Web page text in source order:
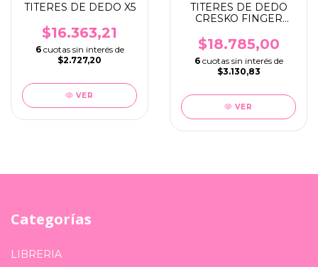
TITERES DE DEDO X5
$16.363,21
6 cuotas sin interés de
$2.727,20
VER
TITERES DE DEDO
CRESKO FINGER
$18.785,00
6 cuotas sin interés de
$3.130,83
VER
Categorías
LIBRERIA